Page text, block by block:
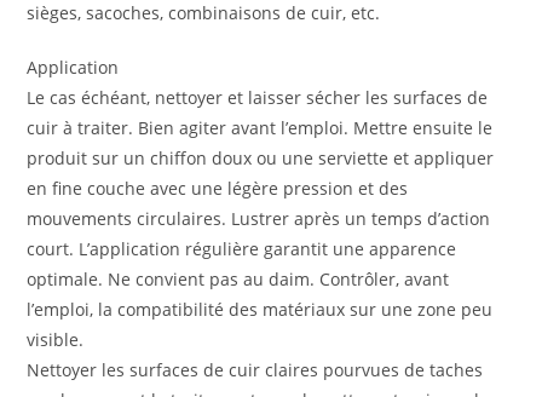
sièges, sacoches, combinaisons de cuir, etc.
Application
Le cas échéant, nettoyer et laisser sécher les surfaces de
cuir à traiter. Bien agiter avant l’emploi. Mettre ensuite le
produit sur un chiffon doux ou une serviette et appliquer
en fine couche avec une légère pression et des
mouvements circulaires. Lustrer après un temps d’action
court. L’application régulière garantit une apparence
optimale. Ne convient pas au daim. Contrôler, avant
l’emploi, la compatibilité des matériaux sur une zone peu
visible.
Nettoyer les surfaces de cuir claires pourvues de taches